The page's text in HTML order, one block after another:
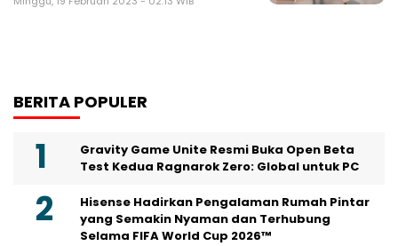
BERITA POPULER
Gravity Game Unite Resmi Buka Open Beta
Test Kedua Ragnarok Zero: Global untuk PC
Hisense Hadirkan Pengalaman Rumah Pintar
yang Semakin Nyaman dan Terhubung
Selama FIFA World Cup 2026™